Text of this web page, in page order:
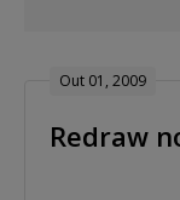
Out 01, 2009
Redraw